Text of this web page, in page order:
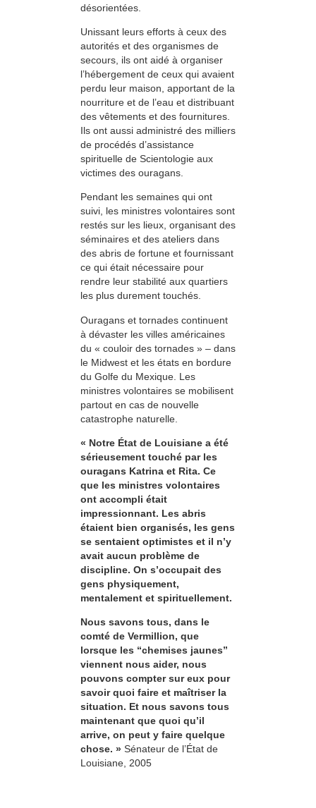
désorientées.
Unissant leurs efforts à ceux des
autorités et des organismes de
secours, ils ont aidé à organiser
l’hébergement de ceux qui avaient
perdu leur maison, apportant de la
nourriture et de l’eau et distribuant
des vêtements et des fournitures.
Ils ont aussi administré des milliers
de procédés d’assistance
spirituelle de Scientologie aux
victimes des ouragans.
Pendant les semaines qui ont
suivi, les ministres volontaires sont
restés sur les lieux, organisant des
séminaires et des ateliers dans
des abris de fortune et fournissant
ce qui était nécessaire pour
rendre leur stabilité aux quartiers
les plus durement touchés.
Ouragans et tornades continuent
à dévaster les villes américaines
du « couloir des tornades » – dans
le Midwest et les états en bordure
du Golfe du Mexique. Les
ministres volontaires se mobilisent
partout en cas de nouvelle
catastrophe naturelle.
« Notre État de Louisiane a été
sérieusement touché par les
ouragans Katrina et Rita. Ce
que les ministres volontaires
ont accompli était
impressionnant. Les abris
étaient bien organisés, les gens
se sentaient optimistes et il n’y
avait aucun problème de
discipline. On s’occupait des
gens physiquement,
mentalement et spirituellement.
Nous savons tous, dans le
comté de Vermillion, que
lorsque les “chemises jaunes”
viennent nous aider, nous
pouvons compter sur eux pour
savoir quoi faire et maîtriser la
situation. Et nous savons tous
maintenant que quoi qu’il
arrive, on peut y faire quelque
chose. » Sénateur de l’État de
Louisiane, 2005